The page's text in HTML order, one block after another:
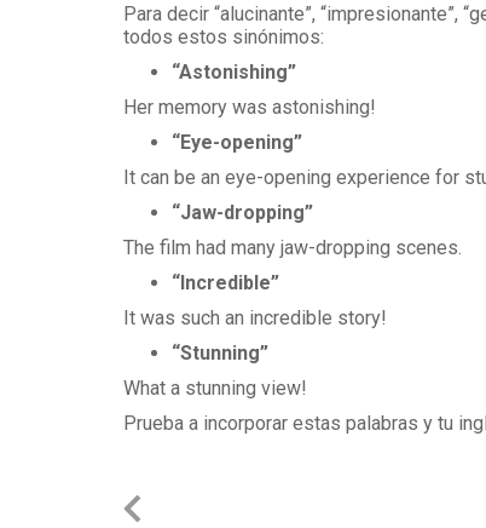
Para decir “alucinante”, “impresionante”,
todos estos sinónimos:
“Astonishing”
Her memory was astonishing!
“Eye-opening”
It can be an eye-opening experience for
“Jaw-dropping”
The film had many jaw-dropping scenes.
“Incredible”
It was such an incredible story!
“Stunning”
What a stunning view!
Prueba a incorporar estas palabras y tu